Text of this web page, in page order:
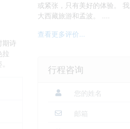
期诗
拉
或紧张，只有美好的体验。
大西藏旅游和孟波。 ....
查看更多评价...
行程咨询